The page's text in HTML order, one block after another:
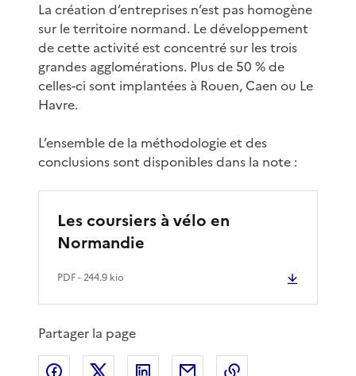
La création d’entreprises n’est pas homogène
sur le territoire normand. Le développement
de cette activité est concentré sur les trois
grandes agglomérations. Plus de 50 % de
celles-ci sont implantées à Rouen, Caen ou Le
Havre.
L’ensemble de la méthodologie et des
conclusions sont disponibles dans la note :
Les coursiers à vélo en
Normandie
PDF- 244.9 kio
Partager la page
Partager sur Facebook
Partager sur XPartager sur LinkedIn
Partager par email